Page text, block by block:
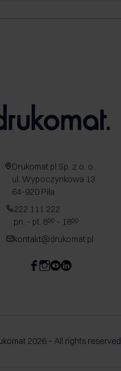
Drukomat.pl Sp. z o. o.
ul. Wypoczynkowa 13
64-920 Piła
222 111 222
pn. - pt. 800 - 1800
kontakt@drukomat.pl
2026 – All rights reserved